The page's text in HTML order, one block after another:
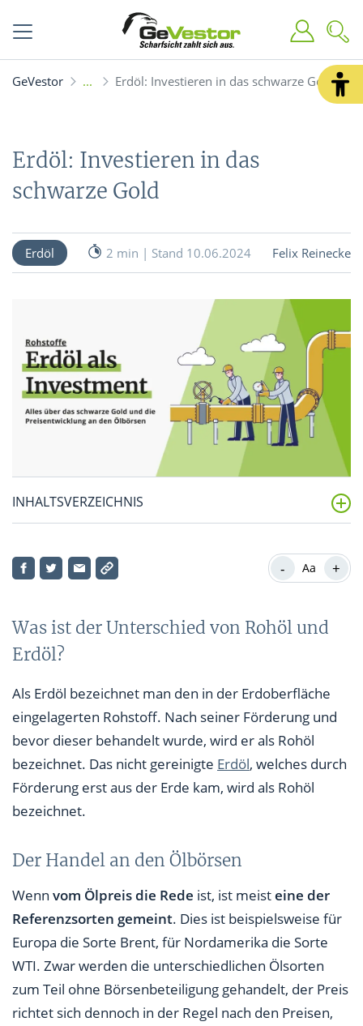
GeVestor Erdöl: Investieren in das schwarze Gold
Erdöl: Investieren in das
schwarze Gold
Erdöl 2 min | Stand 10.06.2024 Felix Reinecke
INHALTSVERZEICHNIS
Verschiedene Rohöl-Sorten bestimmen den Ölpreis
- Aa +
Was ist der Unterschied von Rohöl und
Erdöl?
Als Erdöl bezeichnet man den in der Erdoberfläche
eingelagerten Rohstoff. Nach seiner Förderung und
bevor dieser behandelt wurde, wird er als Rohöl
bezeichnet. Das nicht gereinigte Erdöl, welches durch
Förderung erst aus der Erde kam, wird als Rohöl
bezeichnet.
Der Handel an den Ölbörsen
Wenn vom Ölpreis die Rede ist, ist meisteine der
Referenzsorten gemeint. Dies ist beispielsweise für
Europa die Sorte Brent, für Nordamerika die Sorte
WTI. Zwar werden die unterschiedlichen Ölsorten
zum Teil ohne Börsenbeteiligung gehandelt, der Preis
richtet sich dennoch in der Regel nach den Preisen,